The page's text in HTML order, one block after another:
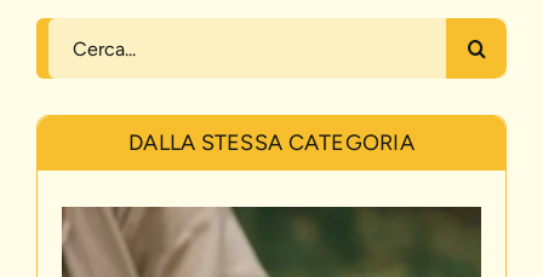
Cerca
per:
DALLA STESSA CATEGORIA